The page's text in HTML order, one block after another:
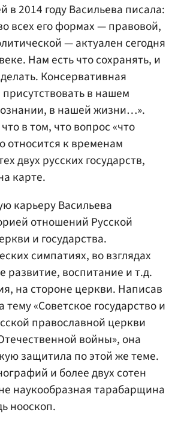
в 2014 году Васильева писала:
всех его формах — правовой,
— актуален сегодня
Нам есть что сохранять, и
Консервативная
в нашем
в нашей жизни…».
в том, что вопрос «что
относится к временам
двух русских государств,
карте.
карьеру Васильева
отношений Русской
и государства.
симпатиях, во взглядах
развитие, воспитание и т.д.
на стороне церкви. Написав
«Советское государство и
православной церкви
войны», она
защитила по этой же теме.
и более двух сотен
наукообразная тарабарщина
нооскоп.